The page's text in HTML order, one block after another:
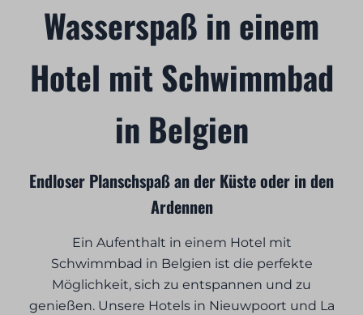
Wasserspaß in einem
Hotel mit Schwimmbad
in Belgien
Endloser Planschspaß an der Küste oder in den
Ardennen
Ein Aufenthalt in einem Hotel mit
Schwimmbad in Belgien ist die perfekte
Möglichkeit, sich zu entspannen und zu
genießen. Unsere Hotels in Nieuwpoort und La